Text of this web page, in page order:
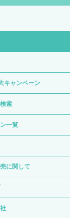
キャンペーン
索
一覧
に関して